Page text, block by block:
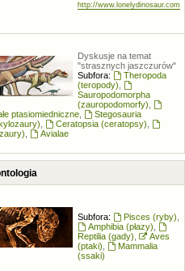
http://www.lonelydinosaur.com
Dyskusje na temat
"strasznych jaszczurów"
Subfora:
Theropoda
(teropody)
Sauropodomorpha
(zauropodomorfy)
ptasiomiedniczne
Stegosauria
Ceratopsia (ceratopsy)
Avialae
Subfora: Pisces (ryby)
Amphibia (płazy)
Reptilia (gady)
Aves
(ptaki)
Mammalia
(ssaki)